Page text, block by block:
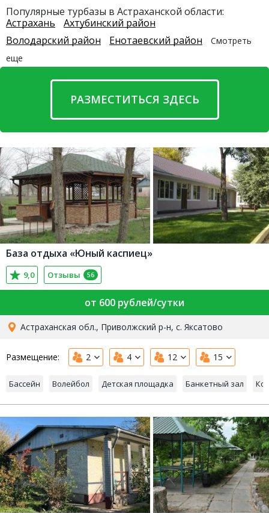
Популярные турбазы в Астраханской области:
Астрахань
Ахтубинский район
Володарский район
Енотаевский район
Смотреть
еще
РАЗМЕСТИТЬСЯ ЗДЕСЬ
База отдыха «Юный каспиец»
9,0 Отзывы 56
от 600 рублей/сутки
Астраханская обл., Приволжский р-н, с. Яксатово
Размещение: 2 4 12 15
Бассейн Волейбол Детская площадка Банкетный зал
Северодвинск Устьянский район